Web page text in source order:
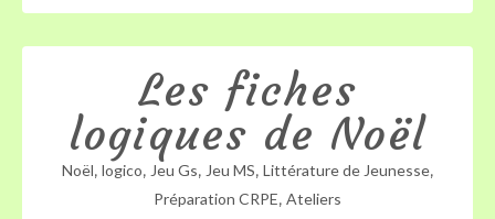
Les fiches
logiques de Noël
Noël, logico, Jeu Gs, Jeu MS, Littérature de Jeunesse,
Préparation CRPE, Ateliers